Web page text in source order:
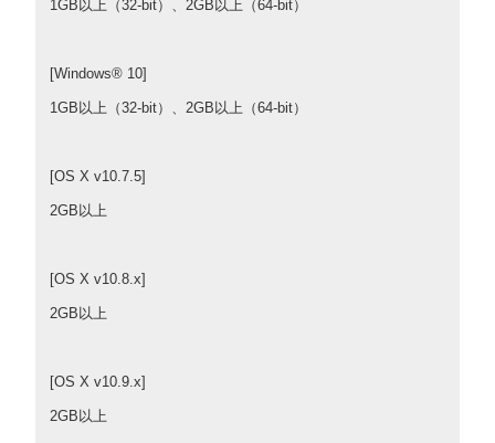
1GB以上（32-bit）、2GB以上（64-bit）
[Windows® 10]
1GB以上（32-bit）、2GB以上（64-bit）
[OS X v10.7.5]
2GB以上
[OS X v10.8.x]
2GB以上
[OS X v10.9.x]
2GB以上